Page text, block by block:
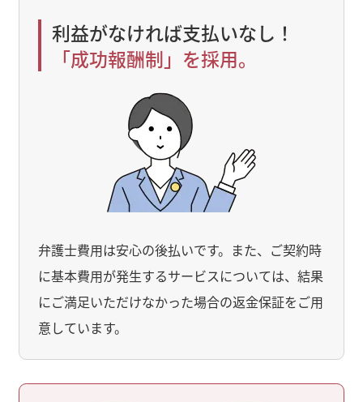
利益がなければ支払いなし！
「成功報酬制」を採用。
弁護士費用は安心の後払いです。また、ご契約時
に基本費用が発生するサービスについては、結果
にご満足いただけなかった場合の返金保証をご用
意しています。